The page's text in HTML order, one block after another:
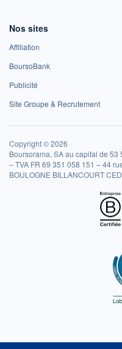
Nos sites
Affiliation
BoursoBank
Publicité
Site Groupe & Recrutement
Copyright © 2026
Boursorama, SA au capital de
– TVA FR 69 351 058 151 – 44
BOULOGNE BILLANCOURT